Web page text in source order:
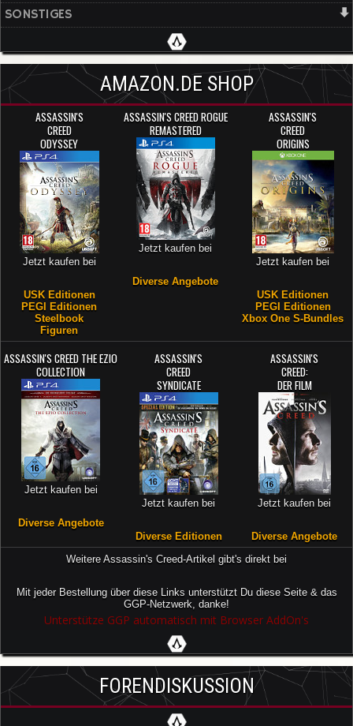
SONSTIGES
AMAZON.DE SHOP
ASSASSIN'S
CREED
ODYSSEY
Jetzt kaufen bei
USK Editionen
PEGI Editionen
Steelbook
Figuren
ASSASSIN'S CREED ROGUE
REMASTERED
Jetzt kaufen bei
Diverse Angebote
ASSASSIN'S
CREED
ORIGINS
Jetzt kaufen bei
USK Editionen
PEGI Editionen
Xbox One S-Bundles
ASSASSIN'S CREED THE EZIO
COLLECTION
Jetzt kaufen bei
Diverse Angebote
ASSASSIN'S
CREED
SYNDICATE
Jetzt kaufen bei
Diverse Editionen
ASSASSIN'S
CREED:
DER FILM
Jetzt kaufen bei
Diverse Angebote
Weitere Assassin's Creed-Artikel gibt's direkt bei
Mit jeder Bestellung über diese Links unterstützt Du diese Seite & das
GGP-Netzwerk, danke!
Unterstütze GGP automatisch mit Browser AddOn's
FORENDISKUSSION